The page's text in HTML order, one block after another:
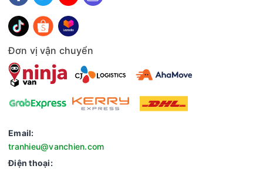
- Không được ngâm dây nguồn, phích cắm trong nước hoặc
bất kỳ chất lỏng khác.
Đơn vị vận chuyển
Email:
tranhieu@vanchien.com
Điện thoại: